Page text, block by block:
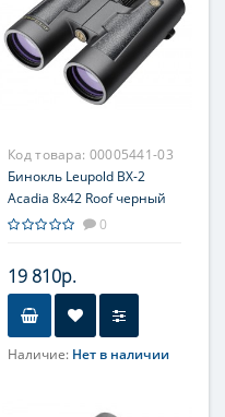
Код товара: 00005441-03
Бинокль Leupold BX-2
Acadia 8х42 Roof черный
0
19 810р.
Наличие: Нет в наличии